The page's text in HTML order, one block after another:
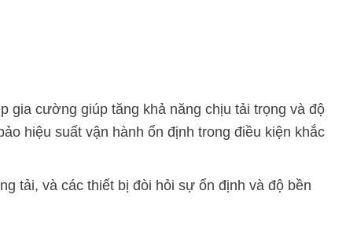
gia cường giúp tăng khả năng chịu tải trọng và độ
hiệu suất vận hành ổn định trong điều kiện khắc
tải, và các thiết bị đòi hỏi sự ổn định và độ bền